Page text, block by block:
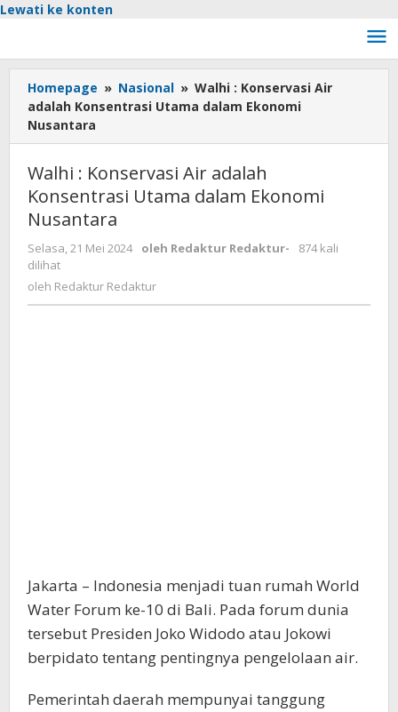
Lewati ke konten
Homepage » Nasional » Walhi : Konservasi Air
adalah Konsentrasi Utama dalam Ekonomi
Nusantara
Walhi : Konservasi Air adalah
Konsentrasi Utama dalam Ekonomi
Nusantara
Selasa, 21 Mei 2024 oleh Redaktur Redaktur-
874 kali
dilihat
oleh Redaktur Redaktur
Jakarta – Indonesia menjadi tuan rumah World
Water Forum ke-10 di Bali. Pada forum dunia
tersebut Presiden Joko Widodo atau Jokowi
berpidato tentang pentingnya pengelolaan air.
Pemerintah daerah mempunyai tanggung